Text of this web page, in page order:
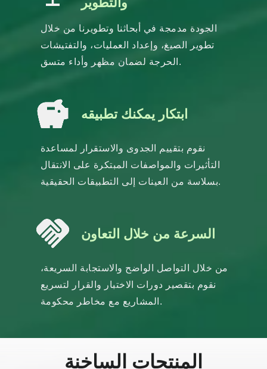
الجودة مدمجة في أبحاثنا وتطويرنا من خلال
تطوير الصيغ، وإعداد العمليات، والتفتيشات
الحرجة لضمان مظهر وأداء متسق.
ابتكار يمكنك تطبيقه
نقوم بتقييم الجدوى والاستقرار لمساعدة
التأثيرات والمواصفات المبتكرة على الانتقال
بسلاسة من العينات إلى التطبيقات الحقيقية.
السرعة من خلال التعاون
من خلال التواصل الواضح والاستجابة السريعة،
نقوم بتقصير دورات الاختبار والقرار لتسريع
المشاريع مع مخاطر محكومة.
المنتجات الساخنة